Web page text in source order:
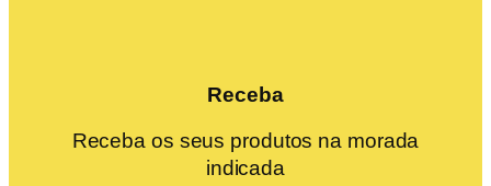
Receba
Receba os seus produtos na morada
indicada